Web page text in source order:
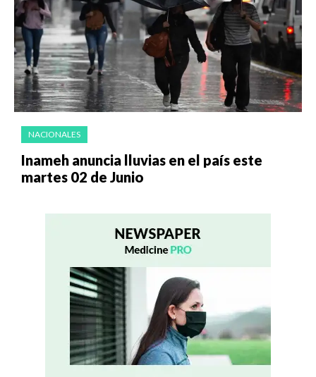
NACIONALES
Inameh anuncia lluvias en el país este
martes 02 de Junio